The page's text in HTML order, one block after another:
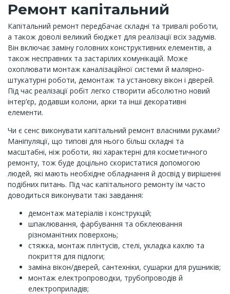
Ремонт капітальний
Капітальний ремонт передбачає складні та тривалі роботи,
а також доволі великий бюджет для реалізації всіх задумів.
Він включає заміну головних конструктивних елементів, а
також несправних та застарілих комунікацій. Може
охоплювати монтаж каналізаційної системи й малярно-
штукатурні роботи, демонтаж та установку вікон і дверей.
Під час реалізації робіт легко створити абсолютно новий
інтер’єр, додавши колони, арки та інші декоративні
елементи.
Чи є сенс виконувати капітальний ремонт власними руками?
Маніпуляції, що типові для нього більш складні та
масштабні, ніж роботи, які характерні для косметичного
ремонту, тож буде доцільно скористатися допомогою
людей, які мають необхідне обладнання й досвід у вирішенні
подібних питань. Під час капітального ремонту їм часто
доводиться виконувати такі завдання:
демонтаж матеріалів і конструкцій;
шпаклювання, фарбування та обклеювання
різноманітних поверхонь;
стяжка, монтаж плінтусів, стелі, укладка кахлю та
покриття для підлоги;
заміна вікон/дверей, сантехніки, сушарки для рушників;
монтаж електропроводки, трубопроводів й
електроприладів;